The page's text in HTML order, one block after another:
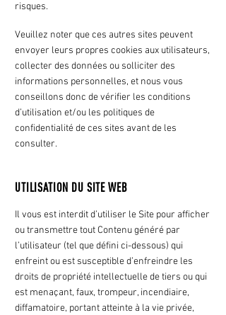
risques.
Veuillez noter que ces autres sites peuvent
envoyer leurs propres cookies aux utilisateurs,
collecter des données ou solliciter des
informations personnelles, et nous vous
conseillons donc de vérifier les conditions
d’utilisation et/ou les politiques de
confidentialité de ces sites avant de les
consulter.
UTILISATION DU SITE WEB
Il vous est interdit d’utiliser le Site pour afficher
ou transmettre tout Contenu généré par
l’utilisateur (tel que défini ci-dessous) qui
enfreint ou est susceptible d’enfreindre les
droits de propriété intellectuelle de tiers ou qui
est menaçant, faux, trompeur, incendiaire,
diffamatoire, portant atteinte à la vie privée,